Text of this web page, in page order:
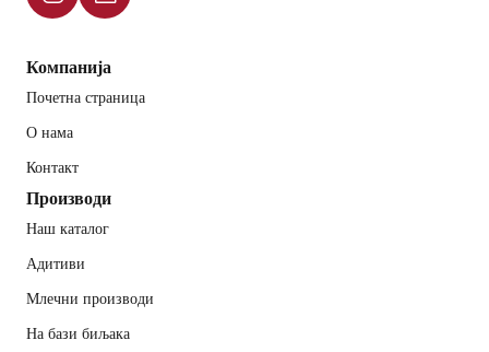
Компанија
Почетна страница
О нама
Контакт
Производи
Наш каталог
Адитиви
Млечни производи
На бази биљака